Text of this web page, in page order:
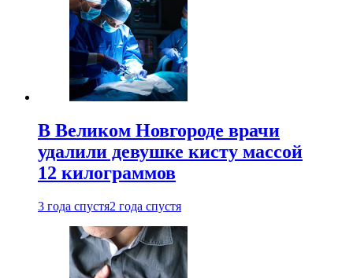
В Великом Новгороде врачи
удалили девушке кисту массой
12 килограммов
3 года спустя2 года спустя